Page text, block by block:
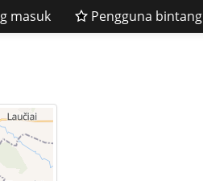
masuk Pengguna bintang